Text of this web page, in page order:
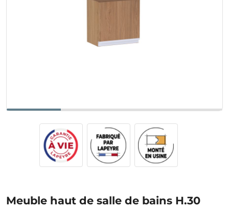
Meuble haut de salle de bains H.30